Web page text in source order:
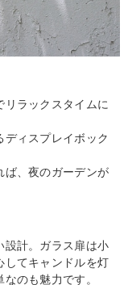
リラックスタイムに
ディスプレイボック
ば、夜のガーデンが
設計。ガラス扉は小
してキャンドルを灯
のも魅力です。